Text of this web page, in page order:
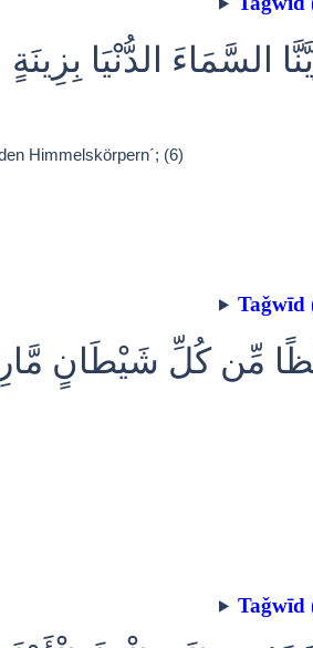
السَّمَاءَ الدُّنْيَا
Himmelskörpern´; (6)
مِّن كُلِّ شَيْطَانٍ